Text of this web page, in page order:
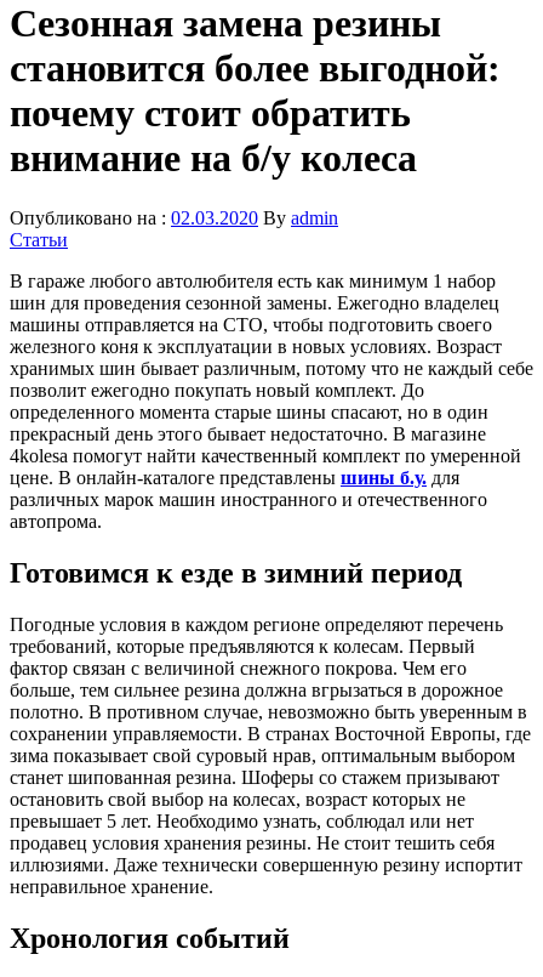
Сезонная замена резины
становится более выгодной:
почему стоит обратить
внимание на б/у колеса
Опубликовано на : 02.03.2020 By admin
Статьи
В гараже любого автолюбителя есть как минимум 1 набор
шин для проведения сезонной замены. Ежегодно владелец
машины отправляется на СТО, чтобы подготовить своего
железного коня к эксплуатации в новых условиях. Возраст
хранимых шин бывает различным, потому что не каждый себе
позволит ежегодно покупать новый комплект. До
определенного момента старые шины спасают, но в один
прекрасный день этого бывает недостаточно. В магазине
4kolesa помогут найти качественный комплект по умеренной
цене. В онлайн-каталоге представлены шины б.у. для
различных марок машин иностранного и отечественного
автопрома.
Готовимся к езде в зимний период
Погодные условия в каждом регионе определяют перечень
требований, которые предъявляются к колесам. Первый
фактор связан с величиной снежного покрова. Чем его
больше, тем сильнее резина должна вгрызаться в дорожное
полотно. В противном случае, невозможно быть уверенным в
сохранении управляемости. В странах Восточной Европы, где
зима показывает свой суровый нрав, оптимальным выбором
станет шипованная резина. Шоферы со стажем призывают
остановить свой выбор на колесах, возраст которых не
превышает 5 лет. Необходимо узнать, соблюдал или нет
продавец условия хранения резины. Не стоит тешить себя
иллюзиями. Даже технически совершенную резину испортит
неправильное хранение.
Хронология событий